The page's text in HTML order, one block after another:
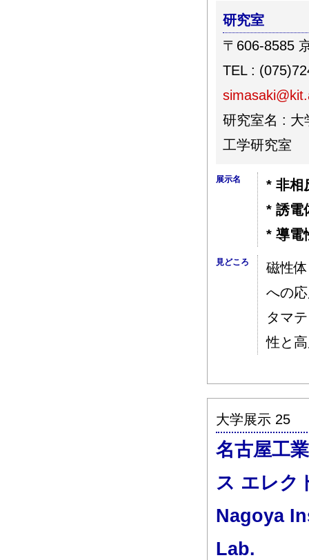
研究室
〒606-8585
TEL :
研究室名 : 大
工学研究室
展示名
* 非相
* 誘電
* 導電
見どころ
磁性
への
タマ
性と
大学展示 25
名古屋工
ス エレク
Nagoya
Lab.